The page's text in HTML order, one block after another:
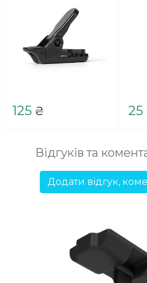
125 ₴ 25
Відгуків та
Додати відгук,